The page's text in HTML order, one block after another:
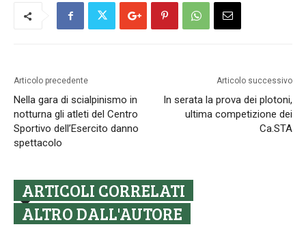
Articolo precedente
Nella gara di scialpinismo in
notturna gli atleti del Centro
Sportivo dell’Esercito danno
spettacolo
Articolo successivo
In serata la prova dei plotoni,
ultima competizione dei
Ca.STA
ARTICOLI CORRELATI
ALTRO DALL'AUTORE